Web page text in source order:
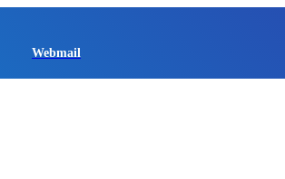
Webmail